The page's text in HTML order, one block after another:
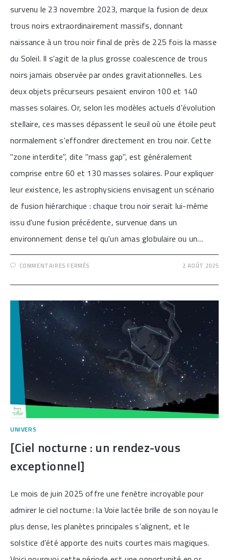
survenu le 23 novembre 2023, marque la fusion de deux
trous noirs extraordinairement massifs, donnant
naissance à un trou noir final de près de 225 fois la masse
du Soleil. Il s'agit de la plus grosse coalescence de trous
noirs jamais observée par ondes gravitationnelles. Les
deux objets précurseurs pesaient environ 100 et 140
masses solaires. Or, selon les modèles actuels d'évolution
stellaire, ces masses dépassent le seuil où une étoile peut
normalement s'effondrer directement en trou noir. Cette
"zone interdite", dite "mass gap", est généralement
comprise entre 60 et 130 masses solaires. Pour expliquer
leur existence, les astrophysiciens envisagent un scénario
de fusion hiérarchique : chaque trou noir serait lui-même
issu d'une fusion précédente, survenue dans un
environnement dense tel qu'un amas globulaire ou un…
COMMENTAIRES FERMÉS
GROS
GRAVITATIONNEL
OBSERVÉ
JOUR]
2 AOÛT 2025
UNIVERS
[Ciel nocturne : un rendez-vous
exceptionnel]
Le mois de juin 2025 offre une fenêtre incroyable pour
admirer le ciel nocturne : la Voie lactée brille de son noyau le
plus dense, les planètes principales s’alignent, et le
solstice d’été apporte des nuits courtes mais magiques.